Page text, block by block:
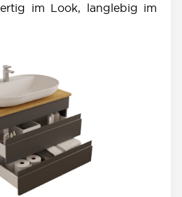
im Look, langlebig im